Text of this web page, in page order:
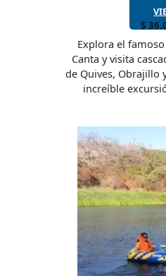
$
Explora el
Canta y visita
de Quives, Obrajillo
increíble